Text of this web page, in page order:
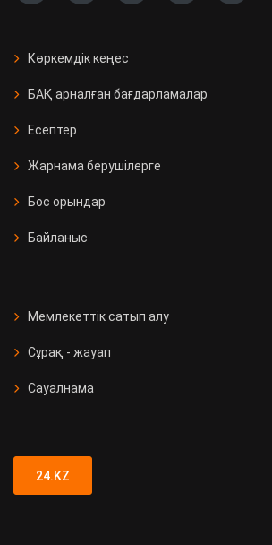
Көркемдік кеңес
БАҚ арналған бағдарламалар
Есептер
Жарнама берушілерге
Бос орындар
Байланыс
Мемлекеттік сатып алу
Сұрақ - жауап
Сауалнама
24.KZ